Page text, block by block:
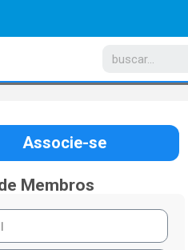
Associe-se
Membros